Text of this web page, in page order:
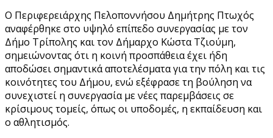
Ο Περιφερειάρχης Πελοποννήσου Δημήτρης Πτωχός
αναφέρθηκε στο υψηλό επίπεδο συνεργασίας με τον
Δήμο Τρίπολης και τον Δήμαρχο Κώστα Τζιούμη,
σημειώνοντας ότι η κοινή προσπάθεια έχει ήδη
αποδώσει σημαντικά αποτελέσματα για την πόλη και τις
κοινότητες του Δήμου, ενώ εξέφρασε τη βούληση να
συνεχιστεί η συνεργασία με νέες παρεμβάσεις σε
κρίσιμους τομείς, όπως οι υποδομές, η εκπαίδευση και
ο αθλητισμός.